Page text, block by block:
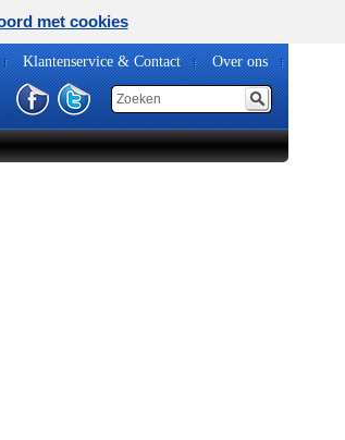
Klantenservice & Contact Over ons
met cookies